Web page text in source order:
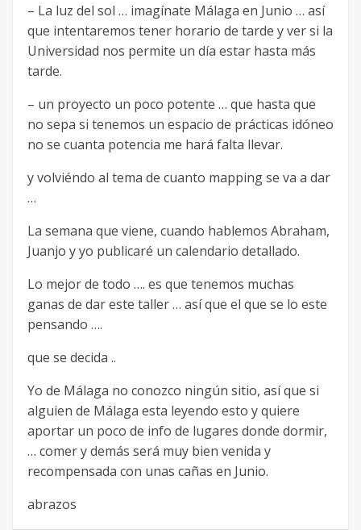
– La luz del sol … imagínate Málaga en Junio … así
que intentaremos tener horario de tarde y ver si la
Universidad nos permite un día estar hasta más
tarde.
– un proyecto un poco potente … que hasta que
no sepa si tenemos un espacio de prácticas idóneo
no se cuanta potencia me hará falta llevar.
y volviéndo al tema de cuanto mapping se va a dar
…
La semana que viene, cuando hablemos Abraham,
Juanjo y yo publicaré un calendario detallado.
Lo mejor de todo …. es que tenemos muchas
ganas de dar este taller … así que el que se lo este
pensando ….
que se decida ..
Yo de Málaga no conozco ningún sitio, así que si
alguien de Málaga esta leyendo esto y quiere
aportar un poco de info de lugares donde dormir,
… comer y demás será muy bien venida y
recompensada con unas cañas en Junio.
abrazos